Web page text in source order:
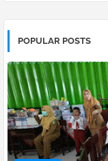
POPULAR POSTS